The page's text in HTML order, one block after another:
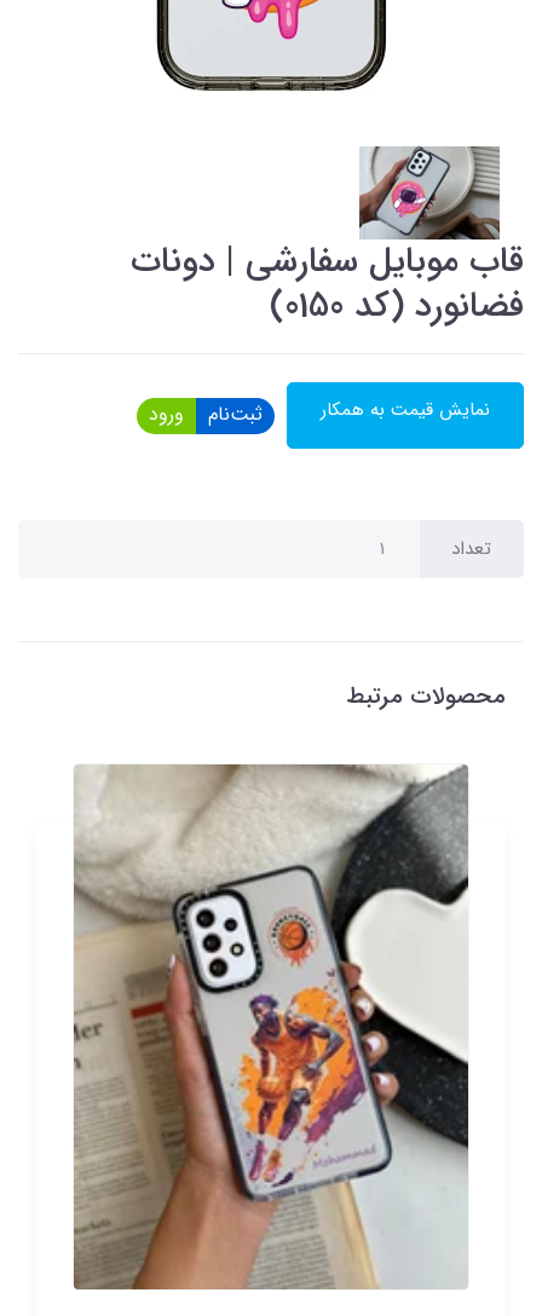
قاب موبایل سفارشی | دونات
فضانورد (کد 0150)
نمایش قیمت به همکار ثبت‌نام ورود
تعداد
محصولات مرتبط